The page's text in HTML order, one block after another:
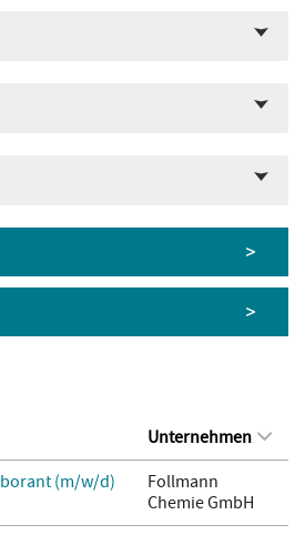
Unternehmen
(m/w/d)
Follmann
Chemie GmbH